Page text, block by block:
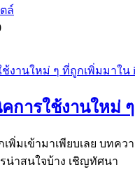
ล์
การใช้งานใหม่
พิ่มเข้ามาเพียบเลย บทค
น่าสนใจบ้าง เชิญทัศนา